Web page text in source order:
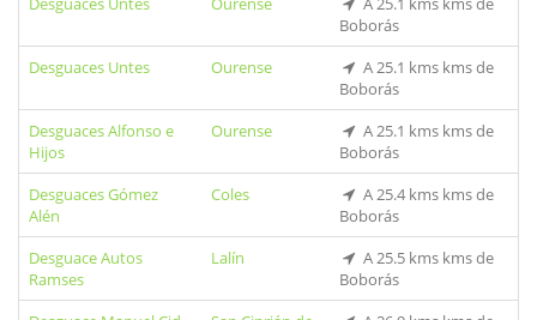
Boborás
Desguaces Untes
Ourense
A 25.1 kms kms de
Boborás
Desguaces Alfonso e
Hijos
Ourense
A 25.1 kms kms de
Boborás
Desguaces Gómez
Alén
Coles
A 25.4 kms kms de
Boborás
Desguace Autos
Ramses
Lalín
A 25.5 kms kms de
Boborás